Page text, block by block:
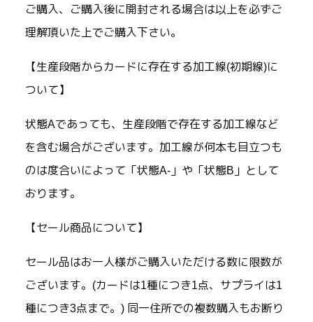
ご購入、ご購入後に開封される場合は以上を必ずご
理解頂いた上でご購入下さい。
【生産段階からカードに存在する加工線(初期線)に
ついて】
状態Aであっても、生産段階で存在する加工線など
を含む場合がございます。加工線が何本も目立つも
のは度合いによって「状態A-」や「状態B」として
おります。
【セール商品について】
セール品はお一人様がご購入いただける数に限数が
ございます。(カードは1種につき1点、サプライは1
種につき3点まで。) 同一住所での複数購入もお断り